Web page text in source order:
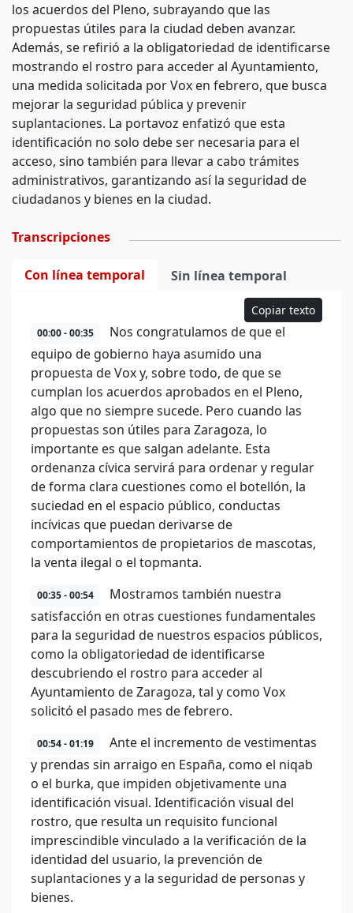
los acuerdos del Pleno, subrayando que las
propuestas útiles para la ciudad deben avanzar.
Además, se refirió a la obligatoriedad de identificarse
mostrando el rostro para acceder al Ayuntamiento,
una medida solicitada por Vox en febrero, que busca
mejorar la seguridad pública y prevenir
suplantaciones. La portavoz enfatizó que esta
identificación no solo debe ser necesaria para el
acceso, sino también para llevar a cabo trámites
administrativos, garantizando así la seguridad de
ciudadanos y bienes en la ciudad.
Transcripciones
Con línea temporal Sin línea temporal
Copiar texto
00:00 - 00:35
Nos congratulamos de que el
equipo de gobierno haya asumido una
propuesta de Vox y, sobre todo, de que se
cumplan los acuerdos aprobados en el Pleno,
algo que no siempre sucede. Pero cuando las
propuestas son útiles para Zaragoza, lo
importante es que salgan adelante. Esta
ordenanza cívica servirá para ordenar y regular
de forma clara cuestiones como el botellón, la
suciedad en el espacio público, conductas
incívicas que puedan derivarse de
comportamientos de propietarios de mascotas,
la venta ilegal o el topmanta.
00:35 - 00:54
Mostramos también nuestra
satisfacción en otras cuestiones fundamentales
para la seguridad de nuestros espacios públicos,
como la obligatoriedad de identificarse
descubriendo el rostro para acceder al
Ayuntamiento de Zaragoza, tal y como Vox
solicitó el pasado mes de febrero.
00:54 - 01:19
Ante el incremento de vestimentas
y prendas sin arraigo en España, como el niqab
o el burka, que impiden objetivamente una
identificación visual. Identificación visual del
rostro, que resulta un requisito funcional
imprescindible vinculado a la verificación de la
identidad del usuario, la prevención de
suplantaciones y a la seguridad de personas y
bienes.